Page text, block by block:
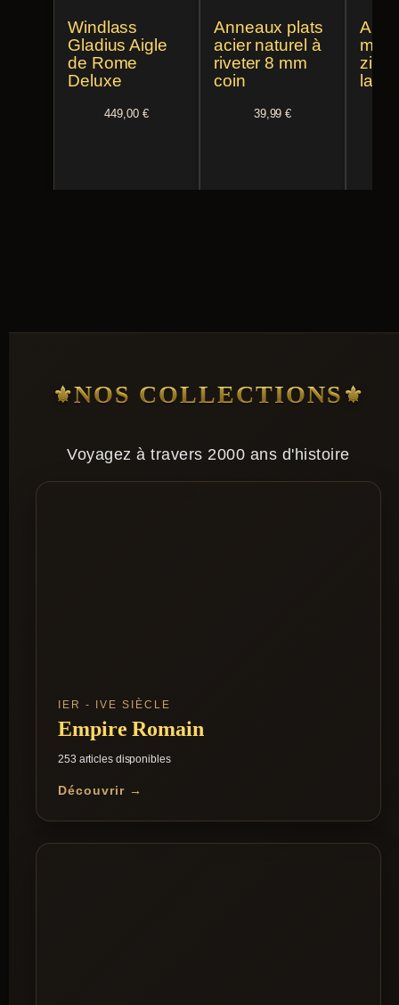
Windlass
Gladius Aigle
de Rome
Deluxe
449,00 €
Anneaux plats
acier naturel à
riveter 8 mm
coin
39,99€
NOS COLLECTIONS
Voyagez à travers 2000 ans d'histoire
IER - IVE SIÈCLE
Empire Romain
253 articles disponibles
Découvrir →